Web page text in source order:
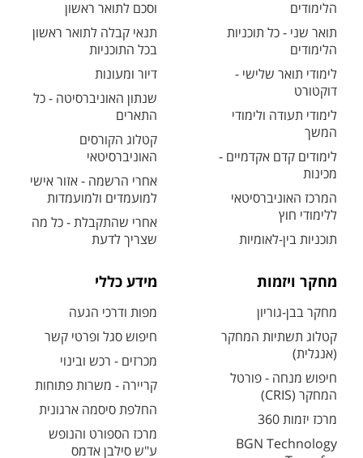
הלימודים
תואר שני - כל תוכניות
הלימודים
לימודי תואר שלישי -
דוקטורט
לימודי תעודה ולימודי
המשך
לימודים קדם אקדמיים -
מכינות
המרכז האוניברסיטאי
ללימודי חוץ
תוכניות בין-לאומיות
וסכם לתואר ראשון
תנאי קבלה לתואר ראשון
בכל התוכניות
דיור ומעונות
שנתון האוניברסיטה - כל
התארים
קטלוג הקורסים
האוניברסיטאי
אחרי הרשמה - אזור אישי
למועמדים ולמועמדות
אחרי שהתקבלת - כל מה
שצריך לדעת
מחקר ויזמות
מחקר בבן-גוריון
קטלוג תשתיות המחקר
(אנגלית)
חיפוש מנחה - פורטל
המחקר (CRIS)
מרכז יזמות 360
BGN Technology
מידע כללי
מפות ודרכי הגעה
חיפוש סגל ופרטי קשר
מכרזים - רכש ובינוי
קריירה - משרות פתוחות
החלפת סיסמה ארגונית
מרכז הספורט והנופש
ע"ש סילבן אדמס